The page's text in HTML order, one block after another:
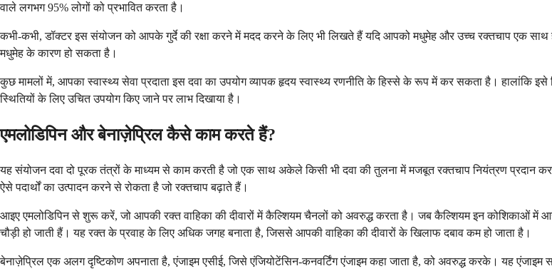
वाले लगभग 95% लोगों को प्रभावित करता है।
कभी-कभी, डॉक्टर इस संयोजन को आपके गुर्दे की रक्षा करने में मदद करने के लिए भी लिखते हैं यदि आपको मधुमेह और उच्च रक्तचाप एक
मधुमेह के कारण हो सकता है।
कुछ मामलों में, आपका स्वास्थ्य सेवा प्रदाता इस दवा का उपयोग व्यापक हृदय स्वास्थ्य रणनीति के हिस्से के रूप में कर सकता है। हालांकि
स्थितियों के लिए उचित उपयोग किए जाने पर लाभ दिखाया है।
एमलोडिपिन और बेनाज़ेप्रिल कैसे काम करते हैं?
यह संयोजन दवा दो पूरक तंत्रों के माध्यम से काम करती है जो एक साथ अकेले किसी भी दवा की तुलना में मजबूत रक्तचाप नियंत्रण
ऐसे पदार्थों का उत्पादन करने से रोकता है जो रक्तचाप बढ़ाते हैं।
आइए एमलोडिपिन से शुरू करें, जो आपकी रक्त वाहिका की दीवारों में कैल्शियम चैनलों को अवरुद्ध करता है। जब कैल्शियम इन कोशिकाओं में
चौड़ी हो जाती हैं। यह रक्त के प्रवाह के लिए अधिक जगह बनाता है, जिससे आपकी वाहिका की दीवारों के खिलाफ दबाव कम हो जाता है।
बेनाज़ेप्रिल एक अलग दृष्टिकोण अपनाता है, एंजाइम एसीई, जिसे एंजियोटेंसिन-कनवर्टिंग एंजाइम कहा जाता है, को अवरुद्ध करके। यह